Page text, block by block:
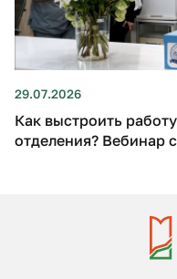
29.07.2026
Как выстроить
отделения? Вебинар